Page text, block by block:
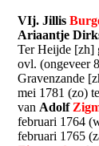
VIj. Jillis
Ariaantje
Ter Heijde [zh]
ovl. (ongeveer
Gravenzande
mei 1781 (zo)
van Adolf
februari 1764
februari 1765